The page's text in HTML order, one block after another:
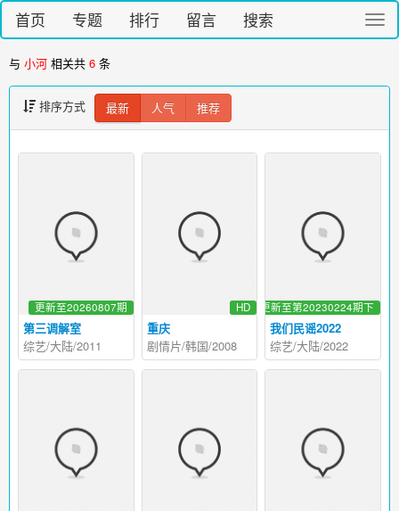
切
换
首页 专题 排行 留言 搜索
与 小河 相关共 6 条
排序方式 最新 人气 推荐
第三调解室
更新至20260807期
综艺/大陆/2011
重庆
HD
剧情片/韩国/2008
我们民谣2022
更新至第20230224期下
综艺/大陆/2022